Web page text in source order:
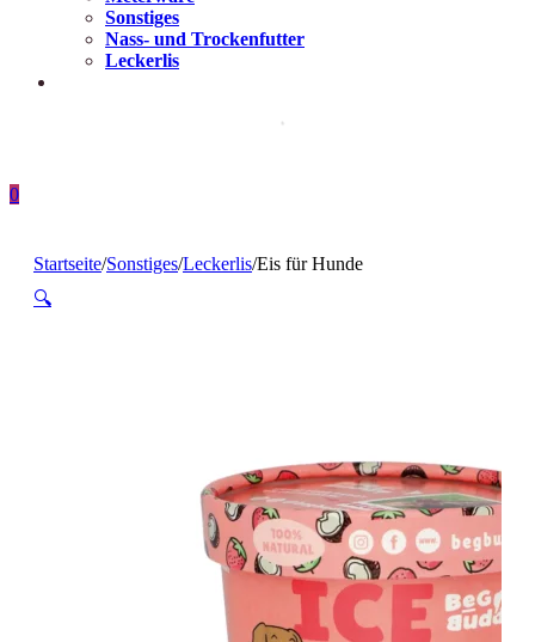
Sonstiges
Nass- und Trockenfutter
Leckerlis
0
Startseite/Sonstiges/Leckerlis/Eis für Hunde
🔍